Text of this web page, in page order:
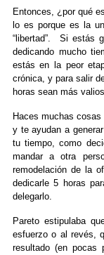
Entonces, ¿por qué
lo es porque es la
“libertad”. Si estás
dedicando mucho
estás en la peor
crónica, y para salir
horas sean más
Haces muchas
y te ayudan a
tu tiempo, como
mandar a otra
remodelación de la
dedicarle 5 horas
delegarlo.
Pareto estipulaba
esfuerzo o al revés,
resultado (en pocas